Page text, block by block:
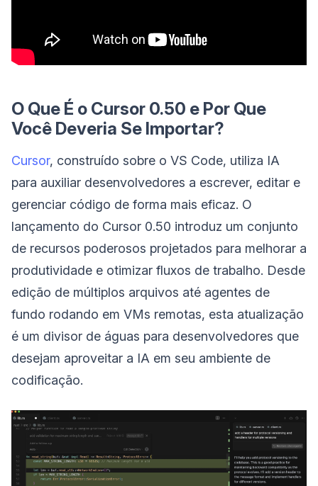
O Que É o Cursor 0.50 e Por Que
Você Deveria Se Importar?
Cursor, construído sobre o VS Code, utiliza IA
para auxiliar desenvolvedores a escrever, editar e
gerenciar código de forma mais eficaz. O
lançamento do Cursor 0.50 introduz um conjunto
de recursos poderosos projetados para melhorar a
produtividade e otimizar fluxos de trabalho. Desde
edição de múltiplos arquivos até agentes de
fundo rodando em VMs remotas, esta atualização
é um divisor de águas para desenvolvedores que
desejam aproveitar a IA em seu ambiente de
codificação.